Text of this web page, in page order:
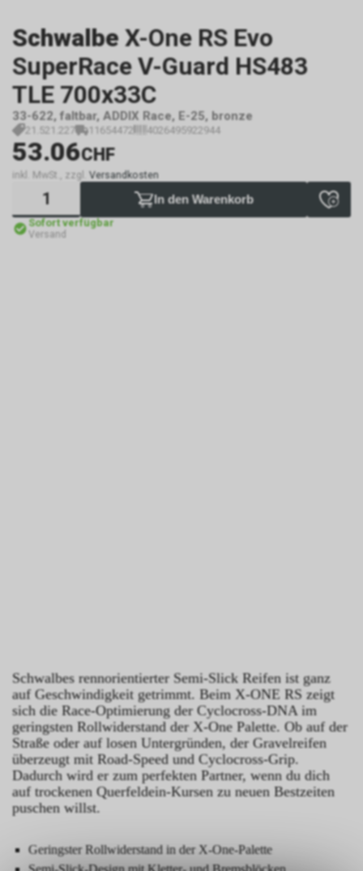
Schwalbe X-One RS Evo
SuperRace V-Guard HS483
TLE 700x33C
33-622, faltbar, ADDIX Race, E-25, bronze
21.521.227 11654472 4026495922944
53.06CHF
inkl. MwSt., zzgl. Versandkosten
In den Warenkorb
Sofort verfügbar
Versand
Schwalbes rennorientierter Semi-Slick Reifen ist ganz
auf Geschwindigkeit getrimmt. Beim X-ONE RS zeigt
sich die Race-Optimierung der Cyclocross-DNA im
geringsten Rollwiderstand der X-One Palette. Ob auf der
Straße oder auf losen Untergründen, der Gravelreifen
überzeugt mit Road-Speed und Cyclocross-Grip.
Dadurch wird er zum perfekten Partner, wenn du dich
auf trockenen Querfeldein-Kursen zu neuen Bestzeiten
puschen willst.
Geringster Rollwiderstand in der X-One-Palette